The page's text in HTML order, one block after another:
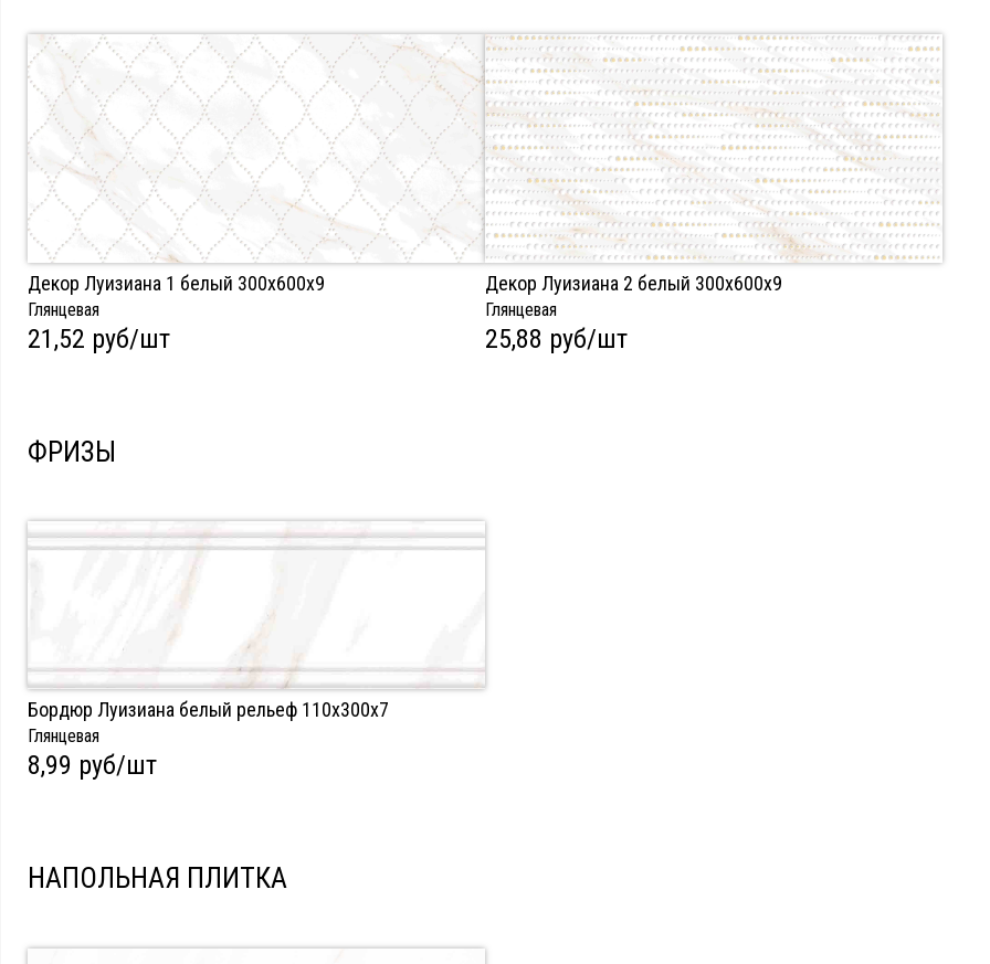
Декор Луизиана 1 белый 300х600x9
Глянцевая
21,52 руб/шт
Декор Луизиана 2 белый 300х600x9
Глянцевая
25,88 руб/шт
ФРИЗЫ
Бордюр Луизиана белый рельеф 110x300х7
Глянцевая
8,99 руб/шт
НАПОЛЬНАЯ ПЛИТКА